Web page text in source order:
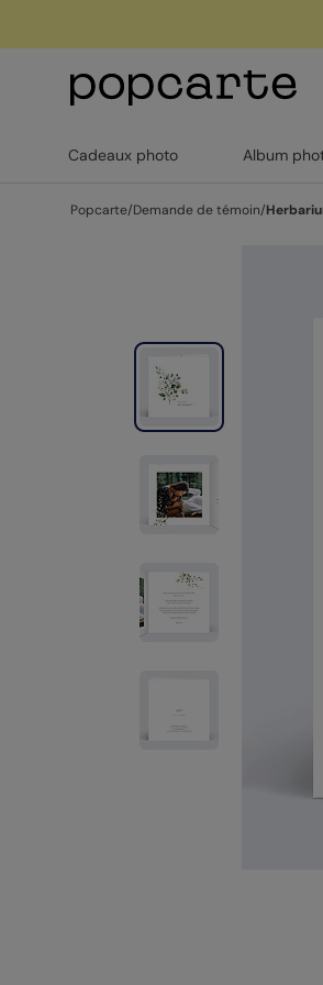
Cadeaux photo Album
Popcarte/Demande de témoin/